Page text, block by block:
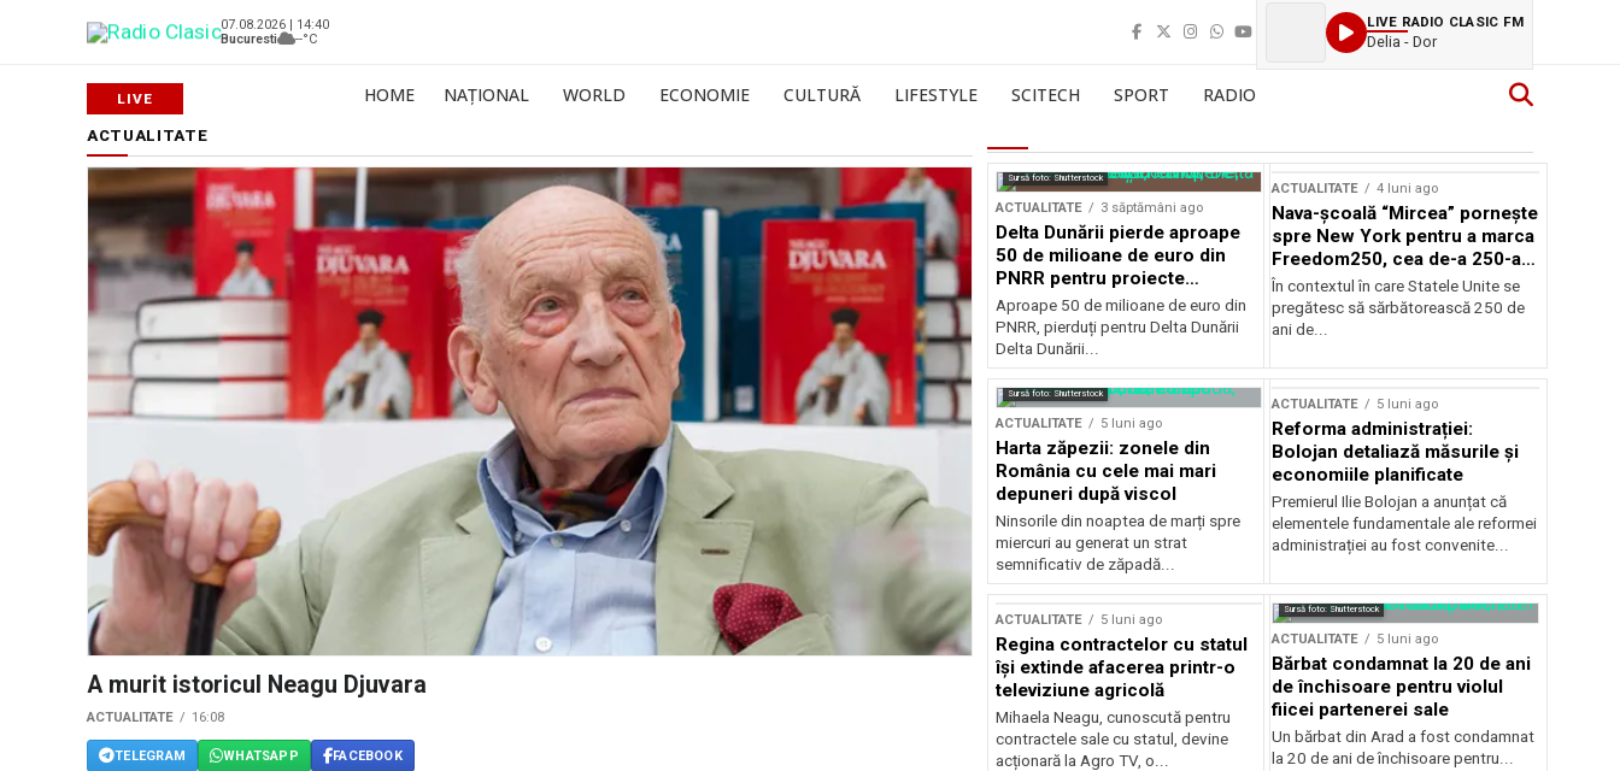
07.08.2026 | 14:40
Bucuresti
--°C
LIVE RADIO CLASIC FM
Delia - Dor
HOME NAȚIONAL WORLD ECONOMIE CULTURĂ LIFESTYLE SCITECH SPORT RADIO
ACTUALITATE
A murit istoricul Neagu Djuvara
ACTUALITATE 16:08
TELEGRAM WHATSAPP FACEBOOK
Sursă foto: Shutterstock
ACTUALITATE 3 săptămâni ago
Delta Dunării pierde aproape
50 de milioane de euro din
PNRR pentru proiecte
esențiale
Aproape 50 de milioane de euro din
PNRR, pierduți pentru Delta Dunării
Delta Dunării...
ACTUALITATE 4 luni ago
Nava-școală “Mircea” pornește
spre New York pentru a marca
Freedom250, cea de-a 250-a
aniversare a Statelor Unite
În contextul în care Statele Unite se
pregătesc să sărbătorească 250 de
ani de...
Sursă foto: Shutterstock
ACTUALITATE 5 luni ago
Harta zăpezii: zonele din
România cu cele mai mari
depuneri după viscol
Ninsorile din noaptea de marți spre
miercuri au generat un strat
semnificativ de zăpadă...
ACTUALITATE 5 luni ago
Reforma administrației:
Bolojan detaliază măsurile și
economiile planificate
Premierul Ilie Bolojan a anunțat că
elementele fundamentale ale reformei
administrației au fost convenite...
ACTUALITATE 5 luni ago
Regina contractelor cu statul
își extinde afacerea printr-o
televiziune agricolă
Mihaela Neagu, cunoscută pentru
contractele sale cu statul, devine
acționară la Agro TV, o...
Sursă foto: Shutterstock
ACTUALITATE 5 luni ago
Bărbat condamnat la 20 de ani
de închisoare pentru violul
fiicei partenerei sale
Un bărbat din Arad a fost condamnat
la 20 de ani de închisoare pentru...